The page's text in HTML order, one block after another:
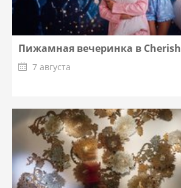
Пижамная вечеринка в Cherish
7 августа